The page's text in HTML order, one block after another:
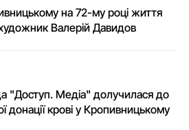
на 72-му році життя
Валерій Давидов
"Доступ. Медіа" долучилася до
донації крові у Кропивницькому